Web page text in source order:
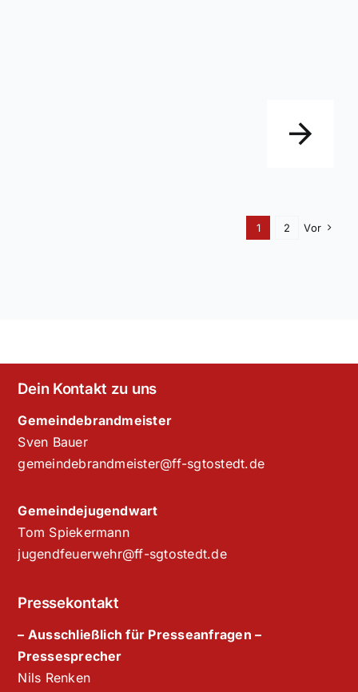
1 2 Vor
Dein Kontakt zu uns
Gemeindebrandmeister
Sven Bauer
gemeindebrandmeister@ff-sgtostedt.de
Gemeindejugendwart
Tom Spiekermann
jugendfeuerwehr@ff-sgtostedt.de
Pressekontakt
– Ausschließlich für Presseanfragen –
Pressesprecher
Nils Renken